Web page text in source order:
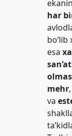
har
esa
mehr
va